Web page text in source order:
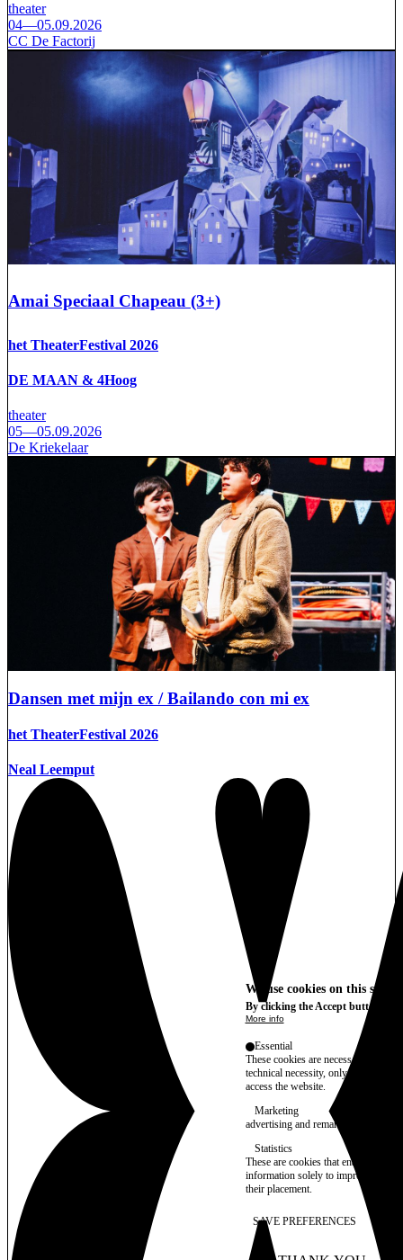
theater
04—05.09.2026
CC De Factorij
Amai Speciaal Chapeau (3+)
het TheaterFestival 2026
DE MAAN & 4Hoog
theater
05—05.09.2026
De Kriekelaar
Dansen met mijn ex / Bailando con mi ex
het TheaterFestival 2026
Neal Leemput
We use cookies on this site
By clicking the Accept button,
More info
Essential
These cookies are necessary for
technical necessity, only an
access the website.
Marketing
advertising and remarketing cookies,
Statistics
These are cookies that enable us to
information solely to improve the
their placement.
SAVE PREFERENCES